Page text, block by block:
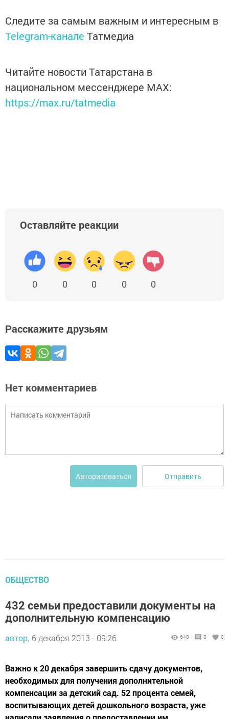
Следите за самым важным и интересным в
Telegram-канале Татмедиа
Читайте новости Татарстана в
национальном мессенджере MАХ:
https://max.ru/tatmedia
Оставляйте реакции
0 0 0 0 0
Расскажите друзьям
Нет комментариев
Авторизоваться Отправить
ОБЩЕСТВО
432 семьи предоставили документы на
дополнительную компенсацию
автор, 6 декабря 2013 - 09:26 640 0 0
Важно к 20 декабря завершить сдачу документов,
необходимых для получения дополнительной
компенсации за детский сад. 52 процента семей,
воспитывающих детей дошкольного возраста, уже